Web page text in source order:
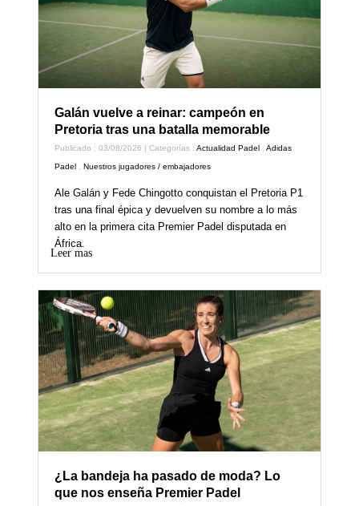
Galán vuelve a reinar: campeón en
Pretoria tras una batalla memorable
Publicado : 03/08/2026 | Categorías :Actualidad Padel ,Adidas
Padel ,Nuestros jugadores / embajadores
Ale Galán y Fede Chingotto conquistan el Pretoria P1
tras una final épica y devuelven su nombre a lo más
alto en la primera cita Premier Padel disputada en
África.
Leer mas
¿La bandeja ha pasado de moda? Lo
que nos enseña Premier Padel